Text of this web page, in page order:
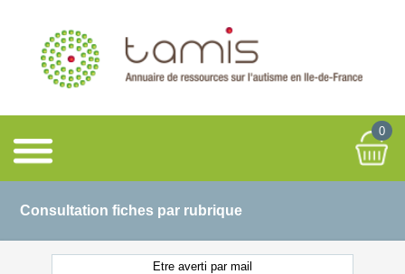
0
Consultation fiches par rubrique
Etre averti par mail